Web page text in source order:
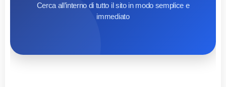
Cerca all’interno di tutto il sito in modo semplice e
immediato